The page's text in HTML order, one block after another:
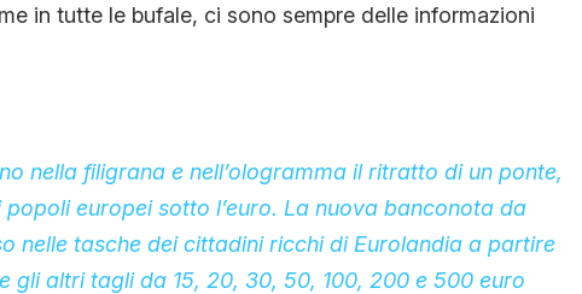
in tutte le bufale, ci sono sempre delle informazioni
nella filigrana e nell’ologramma il ritratto di un ponte,
popoli europei sotto l’euro. La nuova banconota da
nelle tasche dei cittadini ricchi di Eurolandia a partire
gli altri tagli da 15, 20, 30, 50, 100, 200 e 500 euro